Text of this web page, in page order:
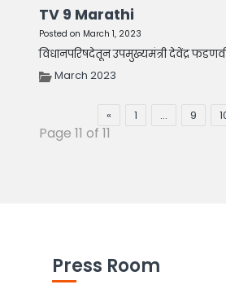
Press Room
TV 9 Marathi
Posted on March 1, 2023
विधानपरिषदेतून उपमुख्यमंत्री देवेंद्र
March 2023
« 1 … 9
Page 11 of 11